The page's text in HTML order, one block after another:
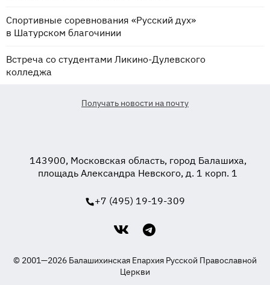
Спортивные соревнования «Русский дух»
в Шатурском благочинии
Встреча со студентами Ликино-Дулевского
колледжа
Получать новости на почту
143900, Московская область, город Балашиха,
площадь Александра Невского, д. 1 корп. 1
+7 (495) 19-19-309
© 2001—2026 Балашихинская Епархия Русской Православной
Церкви